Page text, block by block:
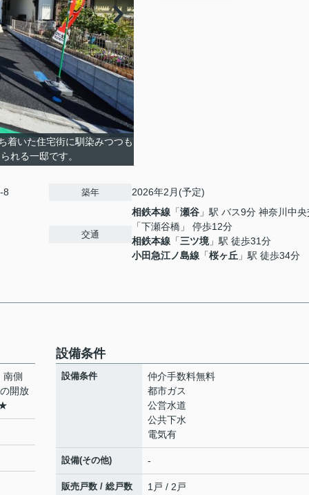
着いた住宅街に馴染みつつも
れる一邸です。
8 築年 2026年2月(予定)
交通
相鉄本線 「瀬谷 」駅 バス9分 神奈川中
「下瀬谷橋」 停歩12分
相鉄本線 「三ツ境」駅 徒歩31分
小田急江ノ島線 「桜ヶ丘 」駅 徒歩34分
南側
開放
設備条件
設備条件
仲介手数料無料
都市ガス
公営水道
公共下水
電気有
設備(その他) -
販売戸数 / 総戸数 1戸 / 2戸